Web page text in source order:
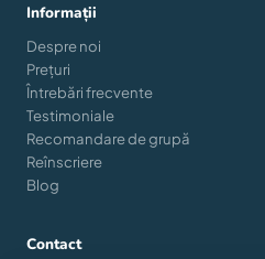
Informații
Despre noi
Prețuri
Întrebări frecvente
Testimoniale
Recomandare de grupă
Reînscriere
Blog
Contact